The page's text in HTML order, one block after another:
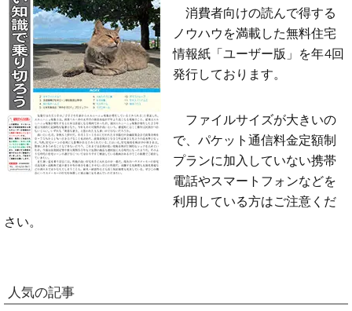
消費者向けの読んで得する
ノウハウを満載した無料住宅
情報紙「ユーザー版」を年4回
発行しております。
ファイルサイズが大きいの
で、パケット通信料金定額制
プランに加入していない携帯
電話やスマートフォンなどを
利用している方はご注意くだ
さい。
人気の記事